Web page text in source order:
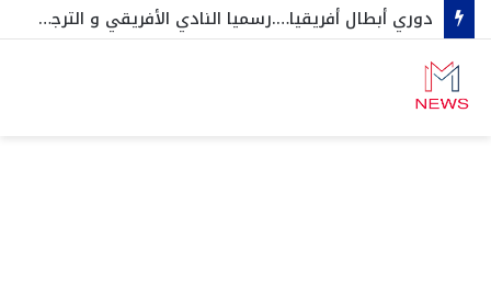
دوري أبطال أفريقيا….رسميا النادي الأفريقي و الترجي الرياضي في مواجهة هذه الأندية